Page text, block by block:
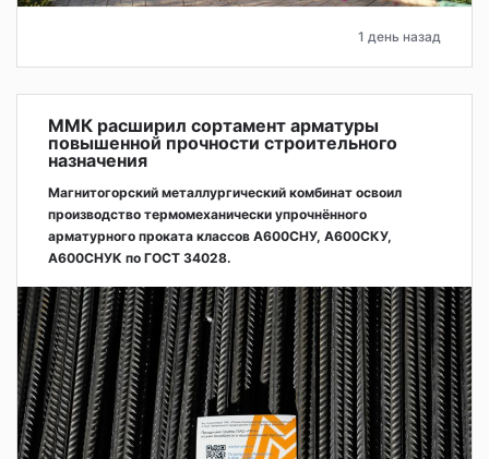
1 день назад
ММК расширил сортамент арматуры
повышенной прочности строительного
назначения
Магнитогорский металлургический комбинат освоил
производство термомеханически упрочнённого
арматурного проката классов А600СНУ, А600СКУ,
А600СНУК по ГОСТ 34028.